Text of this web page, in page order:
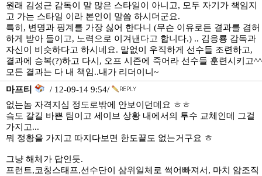
원래 김성근 감독이 말 많은 스타일이 아니고, 모두 자기가 책임지
고 가는 스타일 이라 본인이 말씀 하시더군요.
특히, 변명과 핑계를 가장 싫어 한다니 (무슨 이유로든 결과를 겸허
하게 받아 들이고, 노력으로 이겨낸다고 합니다.) .. 김응룡 감독과
자신이 비슷하다고 하시네요. 말없이 우직하게 선수들 조련하고,
결과에 승복(?)하고 다시, 오프 시즌에 죽어라 선수들 훈련시키고^^
모든 결과는 다 내 책임..내가 리더이니~
마프티
/ 12-09-14 9:54/
없는놈 자격지심 정도로밖에 안보이던데요 ㅎㅎ
슼도 갈길 바쁜 팀이고 세이브 상황 내에서의 투수 교체인데 그걸
가지고...
뭐 정황을 가지고 따지다보면 한도끝도 없는거구요 ㅎ
그냥 해체가 답인듯.
프런트,코칭스태프,선수단이 삼위일체로 썩어빠져서, 마치 암조직